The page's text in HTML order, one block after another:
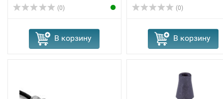
(0)
В корзину
(0)
В корзину